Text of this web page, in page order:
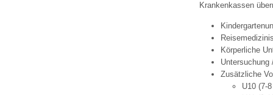
Krankenkassen
Körperliche
Zusätzliche
U10 (7-